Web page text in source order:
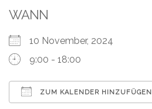
WANN
10 November, 2024
9:00 - 18:00
ZUM KALENDER HINZUFÜGEN